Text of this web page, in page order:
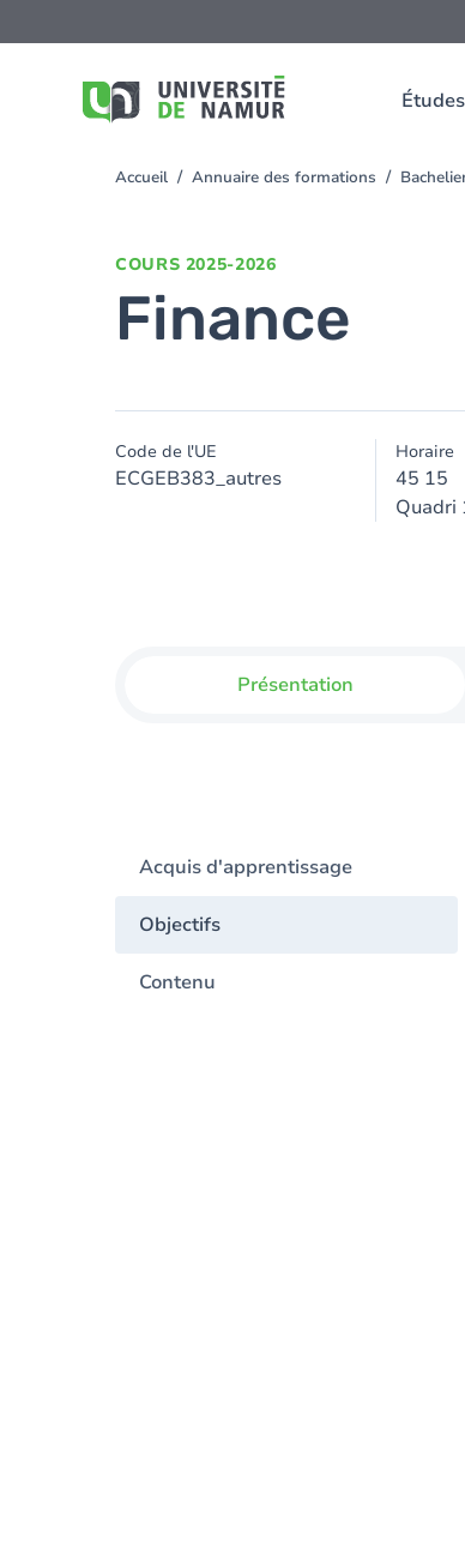
Études
au
You
Accueil Annuaire des formations
COURS 2025-2026
Finance
Code de l'UE
ECGEB383_autres
Horaire
45 15
Quadri
Présentation
Acquis d'apprentissage
Objectifs
Contenu